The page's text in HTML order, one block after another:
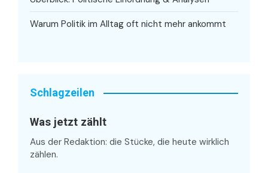
Warum Politik im Alltag oft nicht mehr ankommt
Schlagzeilen
Was jetzt zählt
Aus der Redaktion: die Stücke, die heute wirklich
zählen.